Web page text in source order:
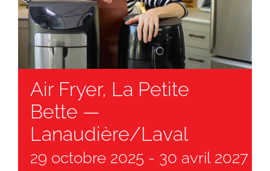
Air Fryer, La Petite
Bette —
Lanaudière/Laval
29 octobre 2025 - 30 avril 2027